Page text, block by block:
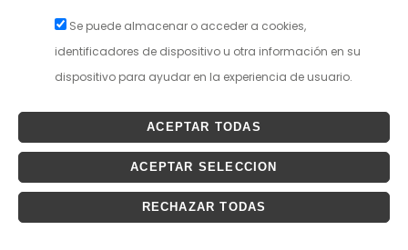
Se puede almacenar o acceder a cookies,
identificadores de dispositivo u otra información en su
dispositivo para ayudar en la experiencia de usuario.
ACEPTAR TODAS
ACEPTAR SELECCION
RECHAZAR TODAS